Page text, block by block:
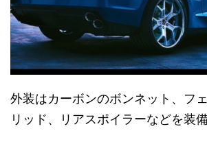
外装はカーボンのボンネット、フ
リッド、リアスポイラーなどを装